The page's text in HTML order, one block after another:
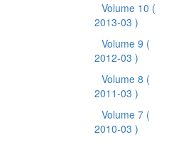
Volume 10 (
2013-03 )
Volume 9 (
2012-03 )
Volume 8 (
2011-03 )
Volume 7 (
2010-03 )